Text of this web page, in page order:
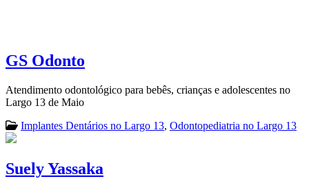
GS Odonto
Atendimento odontológico para bebês, crianças e adolescentes no
Largo 13 de Maio
Implantes Dentários no Largo 13, Odontopediatria no Largo 13
Suely Yassaka